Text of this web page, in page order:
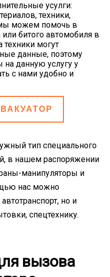
усулги:
техники,
можем помочь в
битого автомобиля в
техники могут
данные, поэтому
данную услугу у
с нами удобно и
тип специального
в нашем распоряжении
манипуляторы и
нас можно
но и
спецтехнику.
вызова